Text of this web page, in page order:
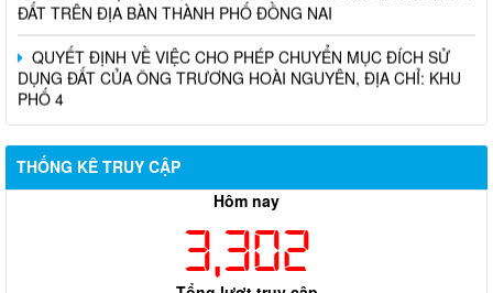
QUYẾT ĐỊNH VỀ VIỆC CHO PHÉP CHUYỂN MỤC ĐÍCH SỬ
DỤNG ĐẤT CỦA ÔNG TRƯƠNG HOÀI NGUYÊN, ĐỊA CHỈ: KHU
PHỐ 4
THỐNG KÊ TRUY CẬP
Hôm nay
3,302